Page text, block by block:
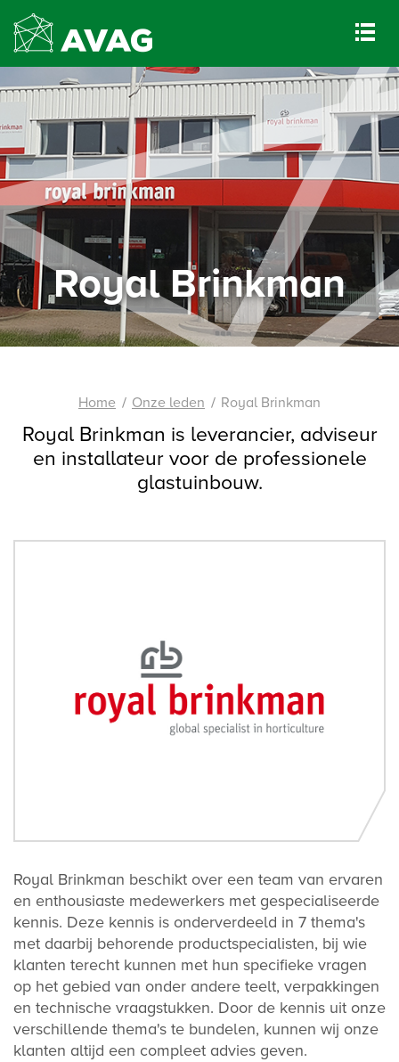
Royal Brinkman
Home Onze leden Royal Brinkman
Royal Brinkman is leverancier, adviseur
en installateur voor de professionele
glastuinbouw.
Royal Brinkman beschikt over een team van ervaren
en enthousiaste medewerkers met gespecialiseerde
kennis. Deze kennis is onderverdeeld in 7 thema's
met daarbij behorende productspecialisten, bij wie
klanten terecht kunnen met hun specifieke vragen
op het gebied van onder andere teelt, verpakkingen
en technische vraagstukken. Door de kennis uit onze
verschillende thema's te bundelen, kunnen wij onze
klanten altijd een compleet advies geven.